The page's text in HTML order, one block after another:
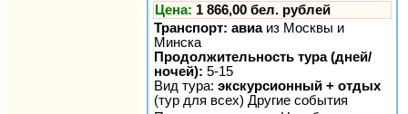
Цена: 1 866,00 бел. рублей
Транспорт: авиаиз Москвы и
Минска
Продолжительность тура (дней/
ночей): 5-15
Вид тура: экскурсионный + отдых
(тур для всех) Другие события